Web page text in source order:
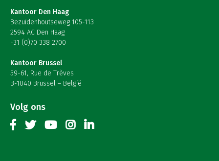
Kantoor Den Haag
Bezuidenhoutseweg 105-113
2594 AC Den Haag
+31 (0)70 338 2700
Kantoor Brussel
59-61, Rue de Trèves
B-1040 Brussel – België
Volg ons